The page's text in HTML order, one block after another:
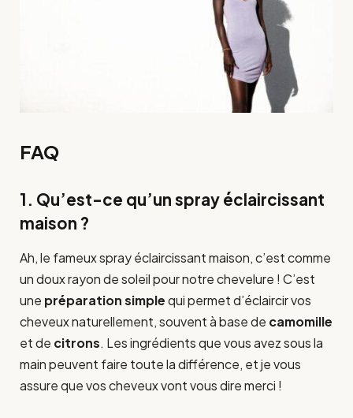
FAQ
1. Qu’est-ce qu’un spray éclaircissant
maison ?
Ah, le fameux spray éclaircissant maison, c’est comme
un doux rayon de soleil pour notre chevelure ! C’est
une préparation simplequi permet d’éclaircir vos
cheveux naturellement, souvent à base de camomille
et de citrons. Les ingrédients que vous avez sous la
main peuvent faire toute la différence, et je vous
assure que vos cheveux vont vous dire merci !